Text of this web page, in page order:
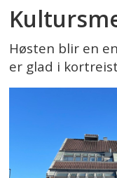
Høsten blir en
er glad i